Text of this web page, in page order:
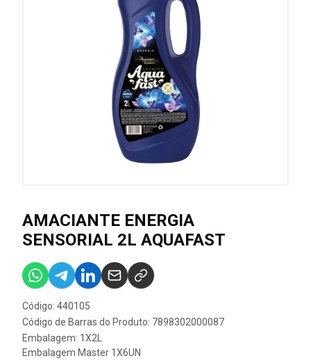
AMACIANTE ENERGIA
SENSORIAL 2L AQUAFAST
Código: 440105
Código de Barras do Produto: 7898302000087
Embalagem: 1X2L
Embalagem Master 1X6UN